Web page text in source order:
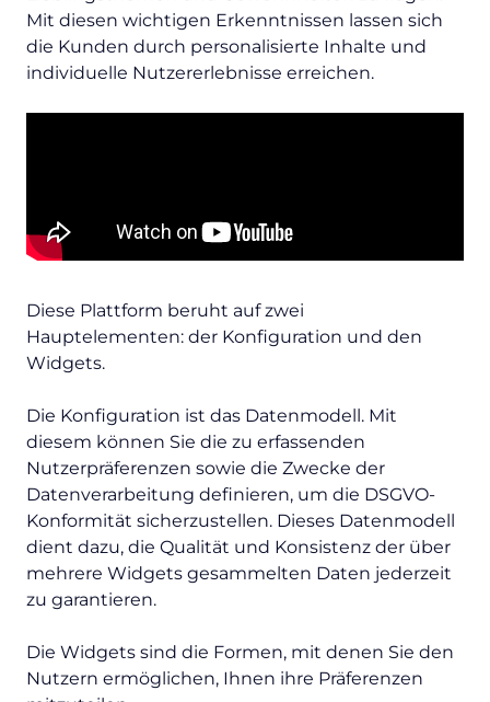
Mit diesen wichtigen Erkenntnissen lassen sich
die Kunden durch personalisierte Inhalte und
individuelle Nutzererlebnisse erreichen.
Diese Plattform beruht auf zwei
Hauptelementen: der Konfiguration und den
Widgets.
Die Konfiguration ist das Datenmodell. Mit
diesem können Sie die zu erfassenden
Nutzerpräferenzen sowie die Zwecke der
Datenverarbeitung definieren, um die DSGVO-
Konformität sicherzustellen. Dieses Datenmodell
dient dazu, die Qualität und Konsistenz der über
mehrere Widgets gesammelten Daten jederzeit
zu garantieren.
Die Widgets sind die Formen, mit denen Sie den
Nutzern ermöglichen, Ihnen ihre Präferenzen